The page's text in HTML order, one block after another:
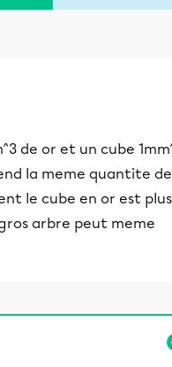
de or et un cube
la meme quantite de
le cube en or est plus
arbre peut meme